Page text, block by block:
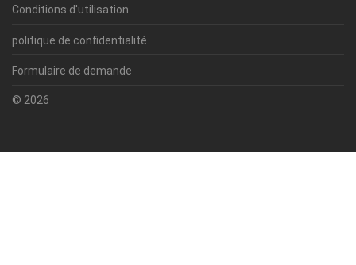
Conditions d'utilisation
politique de confidentialité
Formulaire de demande
© 2026